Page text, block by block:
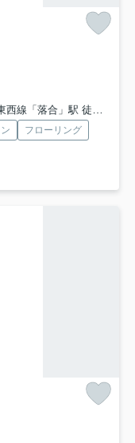
西線「落合」駅 徒歩11分
フローリング